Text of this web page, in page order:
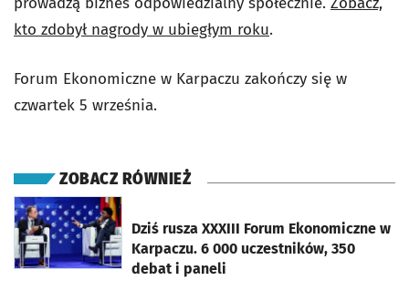
kto zdobył nagrody w ubiegłym roku.
Forum Ekonomiczne w Karpaczu zakończy się w
czwartek 5 września.
ZOBACZ RÓWNIEŻ
Dziś rusza XXXIII Forum Ekonomiczne w
Karpaczu. 6 000 uczestników, 350
debat i paneli
otworzy się w nowej karcie